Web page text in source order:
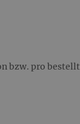
bzw. pro